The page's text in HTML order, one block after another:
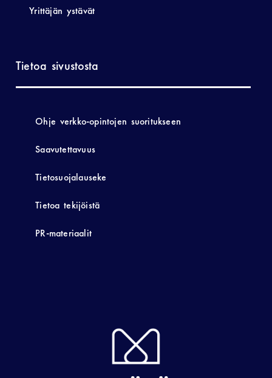
Yrittäjän ystävät
Tietoa sivustosta
Ohje verkko-opintojen suoritukseen
Saavutettavuus
Tietosuojalauseke
Tietoa tekijöistä
PR-materiaalit